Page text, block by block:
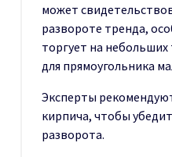
может
развороте тренда,
торгует на
для прямоугольника
Эксперты
кирпича, чтобы
разворота.